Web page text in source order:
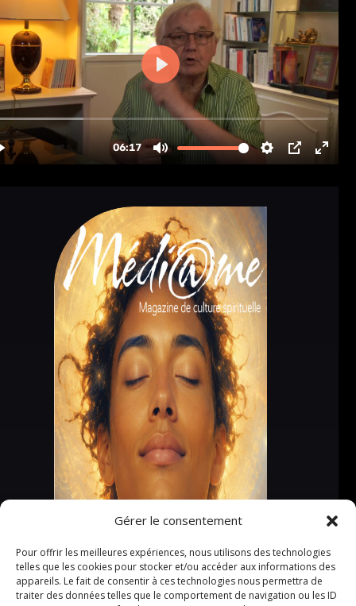
Gérer le consentement
Pour offrir les meilleures expériences, nous utilisons des technologies
telles que les cookies pour stocker et/ou accéder aux informations des
appareils. Le fait de consentir à ces technologies nous permettra de
traiter des données telles que le comportement de navigation ou les ID